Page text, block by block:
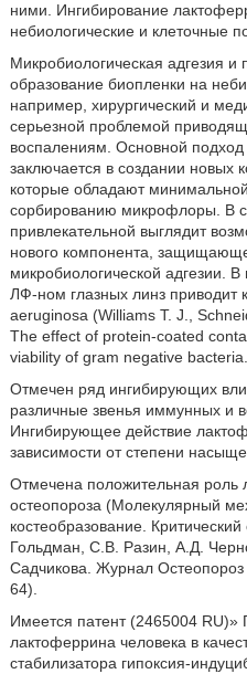
ними. Ингибирование
небиологические и клеточные
Микробиологическая адгезия
образование биопленки на
например, хирургический и
серьезной проблемой
воспалениям. Основной
заключается в создании новых
которые обладают
сорбированию микрофлоры. В
привлекательной выглядит
нового компонента,
микробиологической адгезии.
ЛФ-ном глазных линз приводит
aeruginosa (Williams Т. J.,
The effect of protein-coated
viability of gram negative
Отмечен ряд ингибирующих
различные звенья иммунных и
Ингибирующее действие
зависимости от степени
Отмечена положительная роль
остеопороза (Молекулярный
костеобразование.
Гольдман, С.В. Разин, А.Д.
Садчикова. Журнал
64).
Имеется патент (2465004
лактоферрина человека в
стабилизатора гипоксия-